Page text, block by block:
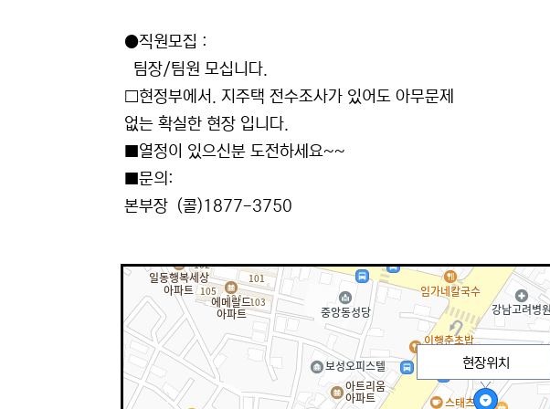
●직원모집 :
팀장/팀원 모십니다.
□현정부에서. 지주택 전수조사가 있어도 아무문제
없는 확실한 현장 입니다.
■열정이 있으신분 도전하세요~~
■문의:
본부장 (콜)1877-3750
현장위치